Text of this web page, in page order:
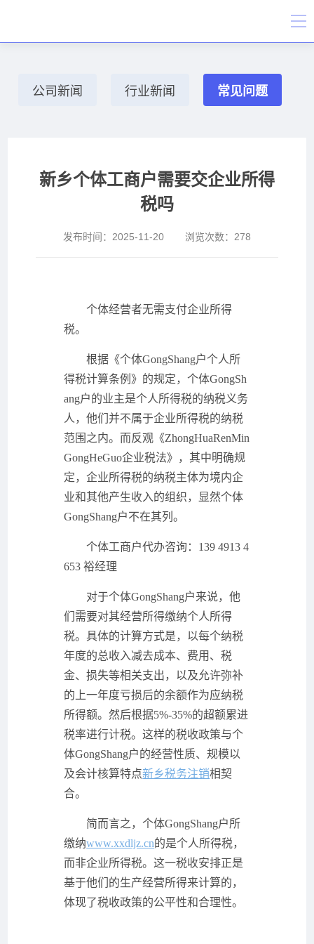
公司新闻 行业新闻 常见问题
新乡个体工商户需要交企业所得
税吗
发布时间： 2025-11-20 浏览次数： 278
个体经营者无需支付企业所得
税。
根据《个体GongShang户个人所
得税计算条例》的规定，个体GongSh
ang户的业主是个人所得税的纳税义务
人，他们并不属于企业所得税的纳税
范围之内。而反观《ZhongHuaRenMin
GongHeGuo企业税法》，其中明确规
定，企业所得税的纳税主体为境内企
业和其他产生收入的组织，显然个体
GongShang户不在其列。
个体工商户代办咨询：139 4913 4
653 裕经理
对于个体GongShang户来说，他
们需要对其经营所得缴纳个人所得
税。具体的计算方式是，以每个纳税
年度的总收入减去成本、费用、税
金、损失等相关支出，以及允许弥补
的上一年度亏损后的余额作为应纳税
所得额。然后根据5%-35%的超额累进
税率进行计税。这样的税收政策与个
体GongShang户的经营性质、规模以
及会计核算特点新乡税务注销相契
合。
简而言之，个体GongShang户所
缴纳www.xxdljz.cn的是个人所得税，
而非企业所得税。这一税收安排正是
基于他们的生产经营所得来计算的，
体现了税收政策的公平性和合理性。